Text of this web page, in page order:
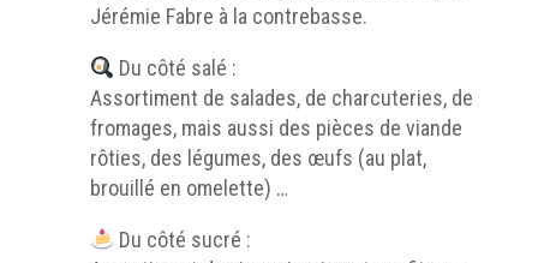
Jérémie Fabre à la contrebasse.
Du côté salé :
Assortiment de salades, de charcuteries, de
fromages, mais aussi des pièces de viande
rôties, des légumes, des œufs (au plat,
brouillé en omelette) …
Du côté sucré :